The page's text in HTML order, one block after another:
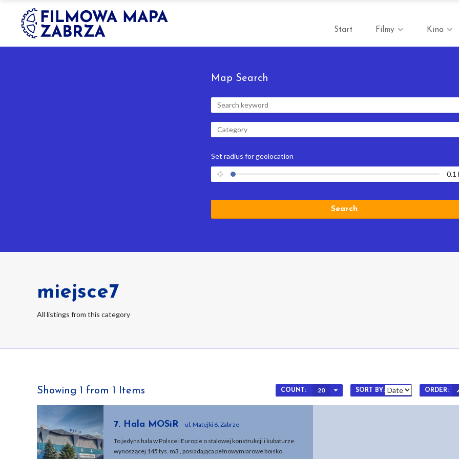
Start Filmy Kina
Map Search
Category
Set radius for geolocation
0.1
Search
miejsce7
All listings from this category
Showing 1 from 1 Items COUNT: 20 SORT BY: ORDER:
7. Hala MOSiR ul. Matejki 6, Zabrze
To jedyna hala w Polsce i Europie o stalowej konstrukcji i kubaturze
wynoszącej 145 tys. m3 , posiadająca pełnowymiarowe boisko